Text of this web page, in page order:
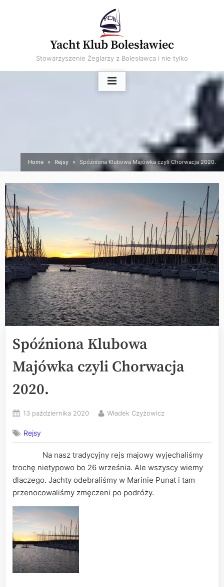
Yacht Klub Bolesławiec
Stowarzyszenie Żeglarzy z Bolesławca i nie tylko
Home Rejsy Spóźniona Klubowa Majówka czyli Chorwacja 2020.
Spóźniona Klubowa
Majówka czyli Chorwacja
2020.
Posted
13 października 2020 By
Władek Czyżowicz
Rejsy
Na nasz tradycyjny rejs majowy wyjechaliśmy
trochę nietypowo bo 26 września. Ale wszyscy wiemy
dlaczego. Jachty odebraliśmy w Marinie Punat i tam
przenocowaliśmy zmęczeni po podróży.